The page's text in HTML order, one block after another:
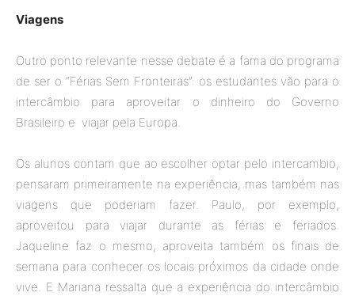
Viagens
Outro ponto relevante nesse debate é a fama do programa
de ser o “Férias Sem Fronteiras”: os estudantes vão para o
intercâmbio para aproveitar o dinheiro do Governo
Brasileiro e viajar pela Europa.
Os alunos contam que ao escolher optar pelo intercambio,
pensaram primeiramente na experiência, mas também nas
viagens que poderiam fazer. Paulo, por exemplo,
aproveitou para viajar durante as férias e feriados.
Jaqueline faz o mesmo, aproveita também os finais de
semana para conhecer os locais próximos da cidade onde
vive. E Mariana ressalta que a experiência do intercâmbio